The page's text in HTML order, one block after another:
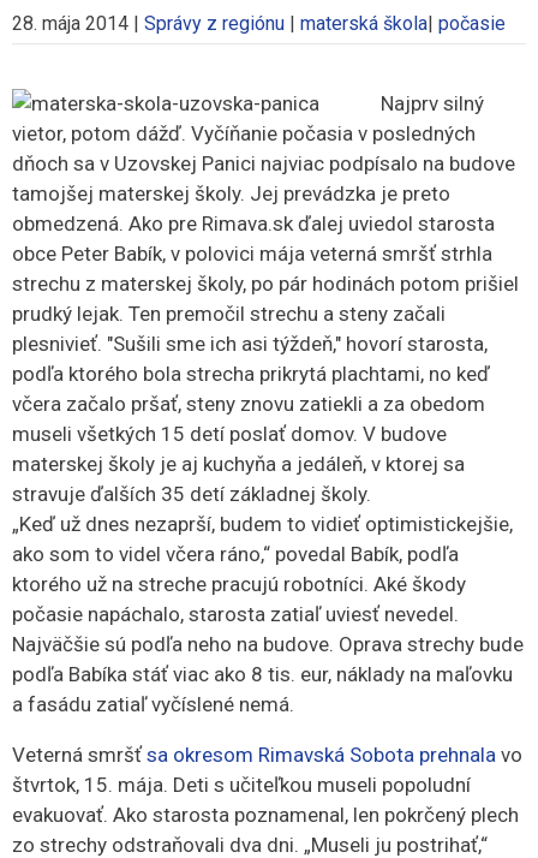
28. mája 2014 | Správy z regiónu | materská škola| počasie
Najprv silný
vietor, potom dážď. Vyčíňanie počasia v posledných
dňoch sa v Uzovskej Panici najviac podpísalo na budove
tamojšej materskej školy. Jej prevádzka je preto
obmedzená. Ako pre Rimava.sk ďalej uviedol starosta
obce Peter Babík, v polovici mája veterná smršť strhla
strechu z materskej školy, po pár hodinách potom prišiel
prudký lejak. Ten premočil strechu a steny začali
plesnivieť. "Sušili sme ich asi týždeň," hovorí starosta,
podľa ktorého bola strecha prikrytá plachtami, no keď
včera začalo pršať, steny znovu zatiekli a za obedom
museli všetkých 15 detí poslať domov. V budove
materskej školy je aj kuchyňa a jedáleň, v ktorej sa
stravuje ďalších 35 detí základnej školy.
„Keď už dnes nezaprší, budem to vidieť optimistickejšie,
ako som to videl včera ráno,“ povedal Babík, podľa
ktorého už na streche pracujú robotníci. Aké škody
počasie napáchalo, starosta zatiaľ uviesť nevedel.
Najväčšie sú podľa neho na budove. Oprava strechy bude
podľa Babíka stáť viac ako 8 tis. eur, náklady na maľovku
a fasádu zatiaľ vyčíslené nemá.
Veterná smršť sa okresom Rimavská Sobota prehnala vo
štvrtok, 15. mája. Deti s učiteľkou museli popoludní
evakuovať. Ako starosta poznamenal, len pokrčený plech
zo strechy odstraňovali dva dni. „Museli ju postrihať,“